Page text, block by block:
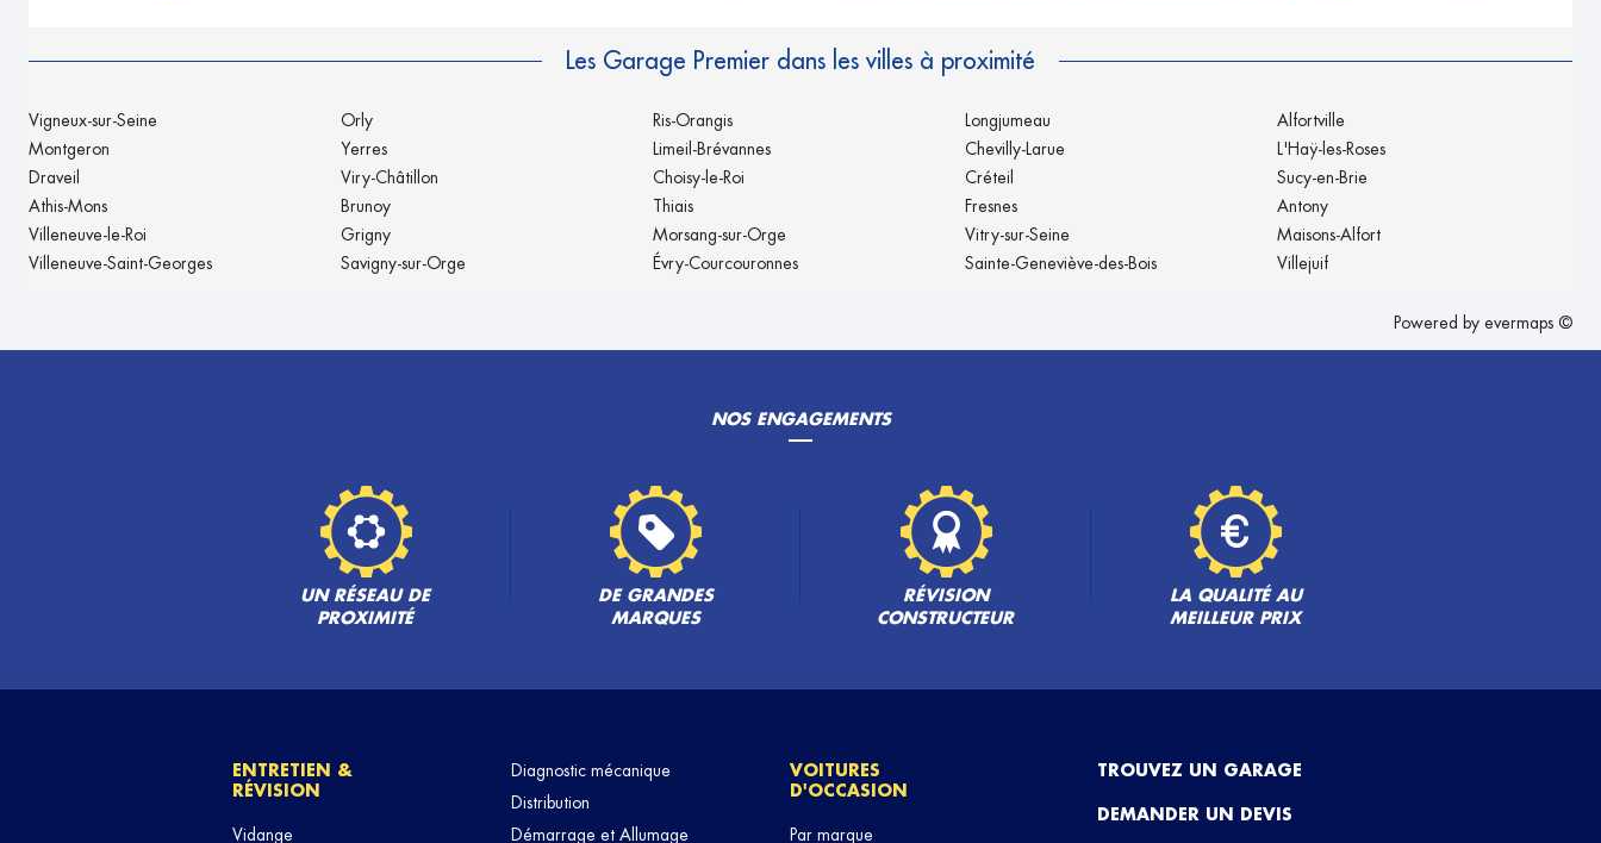
5
66 - 72 Avenue Henri Barbusse
93120 LACOURNEUVE
Ouvert 09:00 - 12:30 et 14:00 - 19:00
TÉLÉPHONE
GARAGE DU MARCHE
19 Rue d'Alsace Lorraine
92250 LA GARENNE COLOMBES
Ouvert 08:30 - 12:00 et 14:00 - 18:00
Les Garage Premier dans les villes à proximité
Vigneux-sur-Seine
Montgeron
Draveil
Athis-Mons
Villeneuve-le-Roi
Villeneuve-Saint-Georges
Orly
Yerres
Viry-Châtillon
Brunoy
Grigny
Savigny-sur-Orge
Ris-Orangis
Limeil-Brévannes
Choisy-le-Roi
Thiais
Morsang-sur-Orge
Évry-Courcouronnes
Longjumeau
Chevilly-Larue
Créteil
Fresnes
Vitry-sur-Seine
Sainte-Geneviève-des-Bois
Alfortville
L'Haÿ-les-Roses
Sucy-en-Brie
Antony
Maisons-Alfort
Villejuif
Powered by evermaps ©
NOS ENGAGEMENTS
UN RÉSEAU DE
PROXIMITÉ
DE GRANDES
MARQUES
RÉVISION
CONSTRUCTEUR
LA QUALITÉ AU
MEILLEUR PRIX
ENTRETIEN &
RÉVISION
Vidange
Diagnostic mécanique
Distribution
Démarrage et Allumage
VOITURES
D'OCCASION
Par marque
TROUVEZ UN GARAGE
DEMANDER UN DEVIS